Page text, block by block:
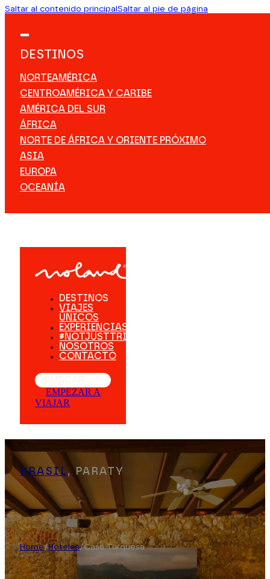
Saltar al contenido principal Saltar al pie de página
DESTINOS
NORTEAMÉRICA
CENTROAMÉRICA Y CARIBE
AMÉRICA DEL SUR
ÁFRICA
NORTE DE ÁFRICA Y ORIENTE PRÓXIMO
ASIA
EUROPA
OCEANÍA
DESTINOS
VIAJES
ÚNICOS
EXPERIENCIAS
#NOTJUSTTRIPS
NOSOTROS
CONTACTO
Buscar
EMPEZAR A
VIAJAR
BRASIL, PARATY
Home/Hoteles/Casa Turquesa